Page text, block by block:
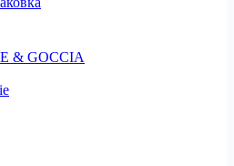
& GOCCIA